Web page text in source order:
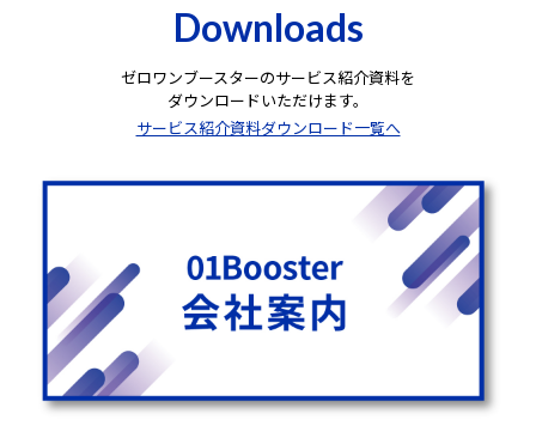
Downloads
ゼロワンブースターのサービス紹介資料を
ダウンロードいただけます。
サービス紹介資料ダウンロード一覧へ